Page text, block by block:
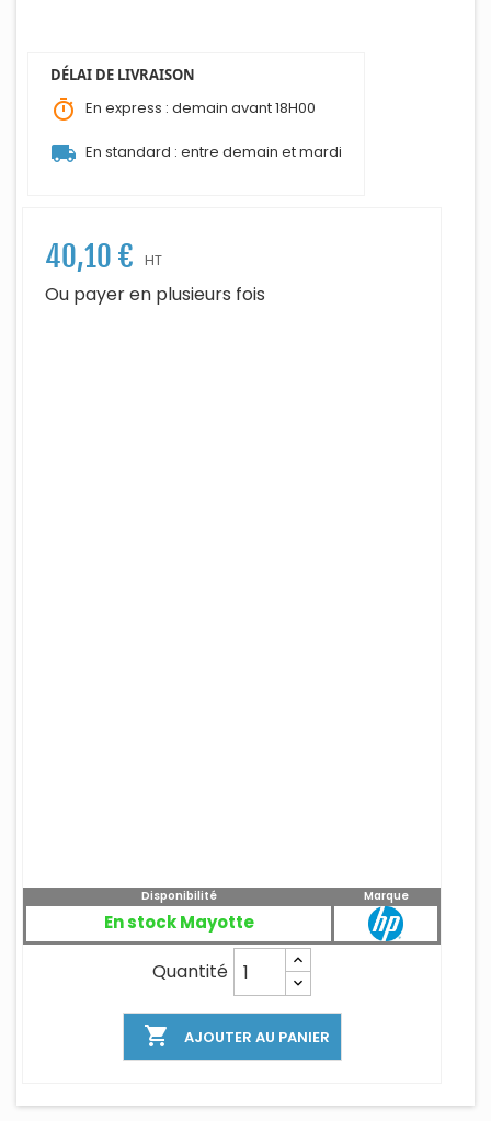
DÉLAI DE LIVRAISON
timer En express : demain avant 18H00
local_shipping En standard : entre demain et mardi
40,10 € HT
Ou payer en plusieurs fois
Disponibilité
En stock Mayotte
Marque
Quantité
 AJOUTER AU PANIER